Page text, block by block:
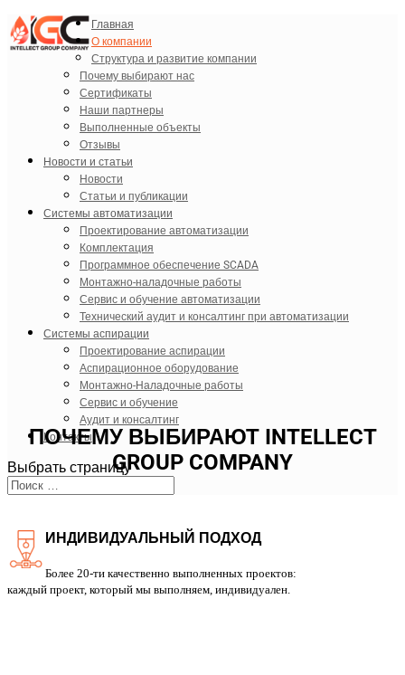
Главная
О компании
Структура и развитие компании
Почему выбирают нас
Сертификаты
Наши партнеры
Выполненные объекты
Отзывы
Новости и статьи
Новости
Статьи и публикации
Системы автоматизации
Проектирование автоматизации
Комплектация
Программное обеспечение SCADA
Монтажно-наладочные работы
Сервис и обучение автоматизации
Технический аудит и консалтинг при автоматизации
Системы аспирации
Проектирование аспирации
Аспирационное оборудование
Монтажно-Наладочные работы
Сервис и обучение
Аудит и консалтинг
Контакты
Выбрать страницу
ПОЧЕМУ ВЫБИРАЮТ INTELLECT
GROUP COMPANY
ИНДИВИДУАЛЬНЫЙ ПОДХОД
Более 20-ти качественно выполненных проектов:
каждый проект, который мы выполняем, индивидуален.